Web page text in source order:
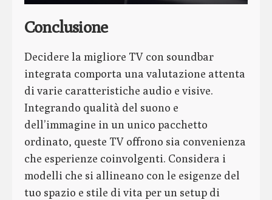
Conclusione
Decidere la migliore TV con soundbar
integrata comporta una valutazione attenta
di varie caratteristiche audio e visive.
Integrando qualità del suono e
dell’immagine in un unico pacchetto
ordinato, queste TV offrono sia convenienza
che esperienze coinvolgenti. Considera i
modelli che si allineano con le esigenze del
tuo spazio e stile di vita per un setup di